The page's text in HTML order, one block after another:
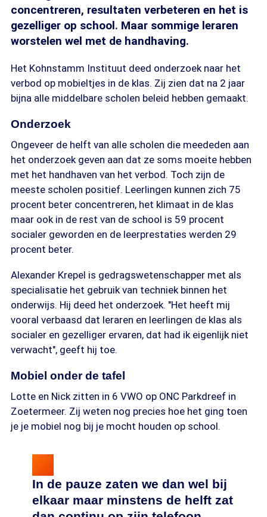
concentreren, resultaten verbeteren en het is
gezelliger op school. Maar sommige leraren
worstelen wel met de handhaving.
Het Kohnstamm Instituut deed onderzoek naar het
verbod op mobieltjes in de klas. Zij zien dat na 2 jaar
bijna alle middelbare scholen beleid hebben gemaakt.
Onderzoek
Ongeveer de helft van alle scholen die meededen aan
het onderzoek geven aan dat ze soms moeite hebben
met het handhaven van het verbod. Toch zijn de
meeste scholen positief. Leerlingen kunnen zich 75
procent beter concentreren, het klimaat in de klas
maar ook in de rest van de school is 59 procent
socialer geworden en de leerprestaties werden 29
procent beter.
Alexander Krepel is gedragswetenschapper met als
specialisatie het gebruik van techniek binnen het
onderwijs. Hij deed het onderzoek. "Het heeft mij
vooral verbaasd dat leraren en leerlingen de klas als
socialer en gezelliger ervaren, dat had ik eigenlijk niet
verwacht", geeft hij toe.
Mobiel onder de tafel
Lotte en Nick zitten in 6 VWO op ONC Parkdreef in
Zoetermeer. Zij weten nog precies hoe het ging toen
je je mobiel nog bij je mocht houden op school.
In de pauze zaten we dan wel bij
elkaar maar minstens de helft zat